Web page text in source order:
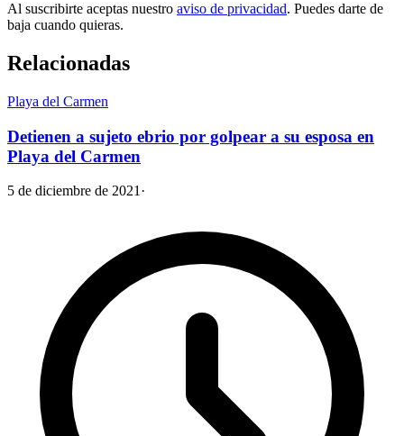
Al suscribirte aceptas nuestro aviso de privacidad. Puedes darte de
baja cuando quieras.
Relacionadas
Playa del Carmen
Detienen a sujeto ebrio por golpear a su esposa en
Playa del Carmen
5 de diciembre de 2021 ·